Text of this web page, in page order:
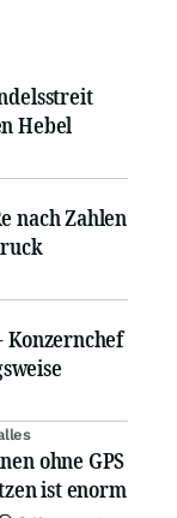
Hebel
nach Zahlen
Konzernchef
ohne GPS
ist enorm